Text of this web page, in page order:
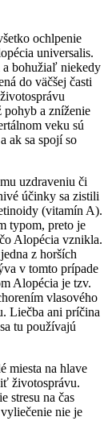
ochlpenie
universalis.
bohužiaľ niekedy
do väčšej časti
a zníženie
veku sú
ak sa spojí so
uzdraveniu či
účinky sa zistili
(vitamín A).
typom, preto je
Alopécia vznikla.
z horších
v tomto prípade
Alopécia je tzv.
vlasového
Liečba ani príčina
tu používajú
miesta na hlave
životosprávu.
stresu na čas
nie je